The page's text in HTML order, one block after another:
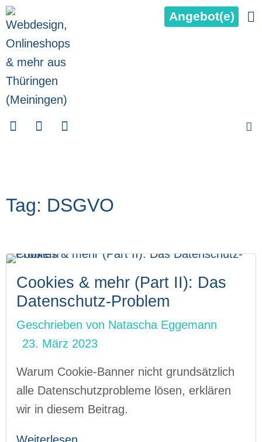
Angebot(e)
Tag: DSGVO
Cookies & mehr (Part II): Das
Datenschutz-Problem
Geschrieben von Natascha Eggemann
23. März 2023
Warum Cookie-Banner nicht grundsätzlich
alle Datenschutzprobleme lösen, erklären
wir in diesem Beitrag.
Weiterlesen